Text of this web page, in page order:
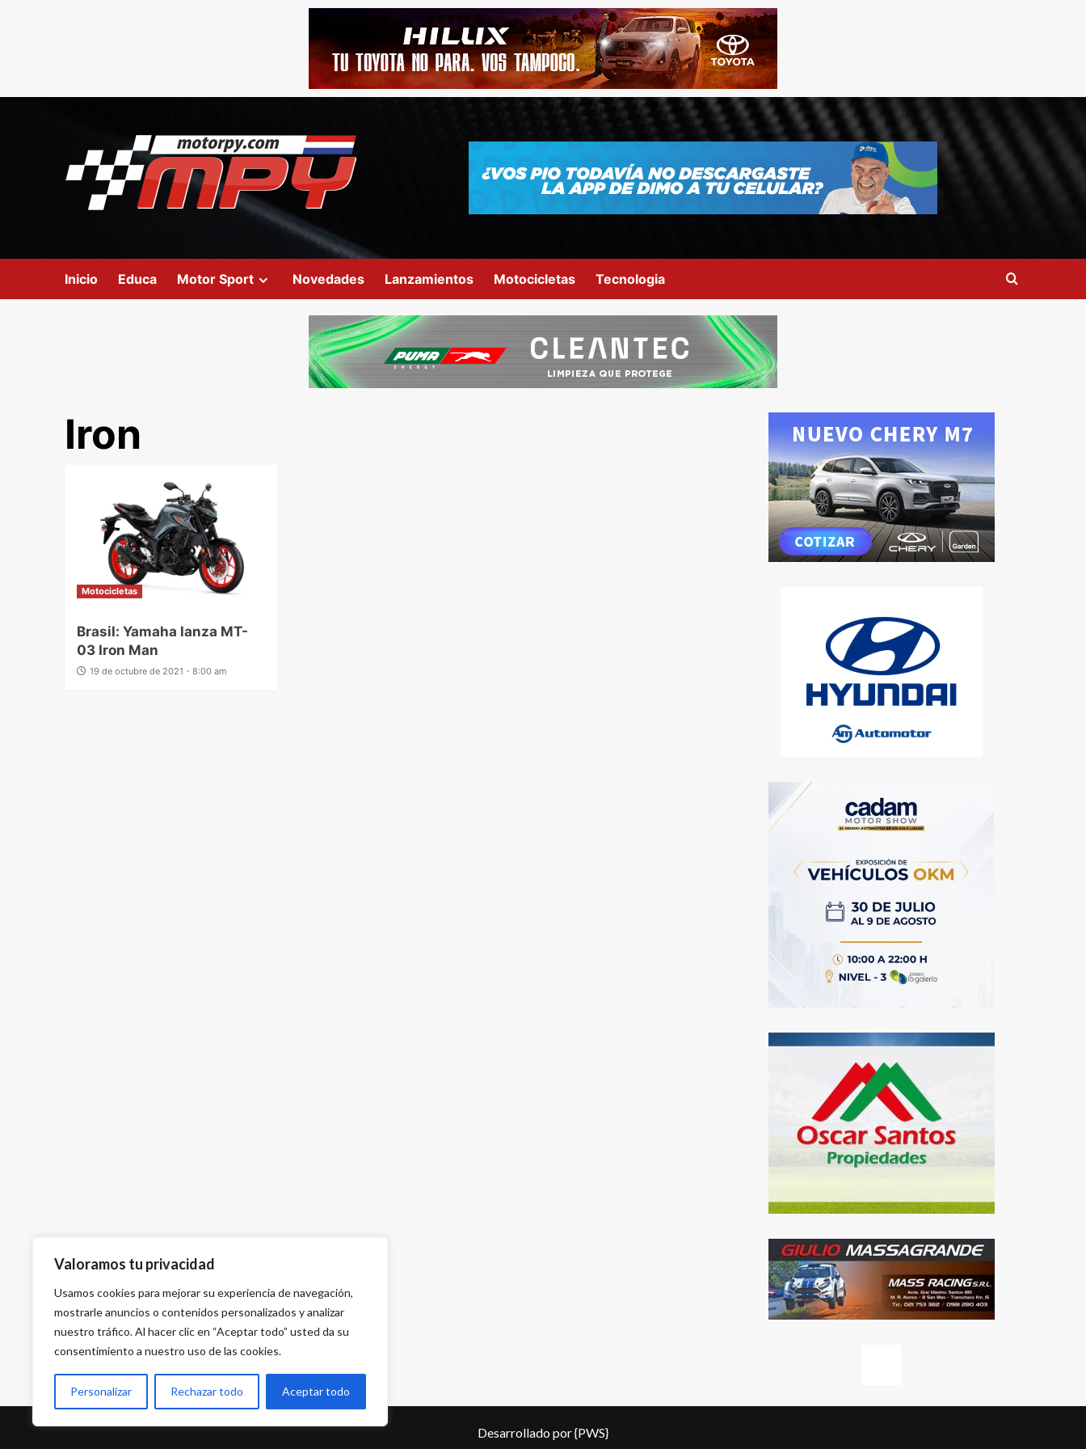
Valoramos tu privacidad
Usamos cookies para mejorar su experiencia de navegación,
mostrarle anuncios o contenidos personalizados y analizar
nuestro tráfico. Al hacer clic en “Aceptar todo” usted da su
consentimiento a nuestro uso de las cookies.
Personalizar Rechazar todo Aceptar todo
Inicio Educa Motor Sport Novedades Lanzamientos Motocicletas Tecnologia
Iron
Motocicletas
Brasil: Yamaha lanza MT-
03 Iron Man
19 de octubre de 2021 - 8:00 am
Desarrollado por{PWS}